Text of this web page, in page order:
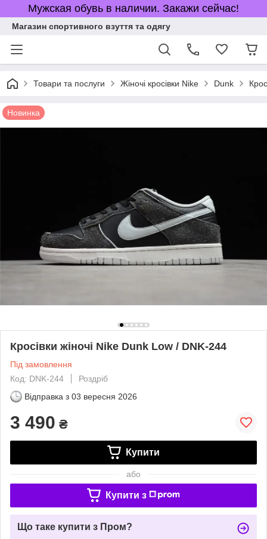
Мужская обувь в наличии. Закажи сейчас!
Магазин спортивного взуття та одягу
Товари та послуги Жіночі кросівки Nike Dunk
Новинка
Кросівки жіночі Nike Dunk Low / DNK-244
Під замовлення
Код: DNK-244
Роздріб
Відправка з 03 вересня 2026
3 490 ₴
Купити
або
Купити з
Що таке купити з Пром?